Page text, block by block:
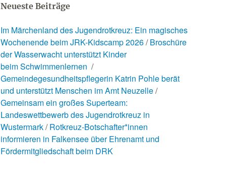
Neueste Beiträge
Im Märchenland des Jugendrotkreuz: Ein magisches
Wochenende beim JRK-Kidscamp 2026 Broschüre
der Wasserwacht unterstützt Kinder
beim Schwimmenlernen
Gemeindegesundheitspflegerin Katrin Pohle berät
und unterstützt Menschen im Amt Neuzelle
Gemeinsam ein großes Superteam:
Landeswettbewerb des Jugendrotkreuz in
Wustermark Rotkreuz-Botschafter*innen
informieren in Falkensee über Ehrenamt und
Fördermitgliedschaft beim DRK